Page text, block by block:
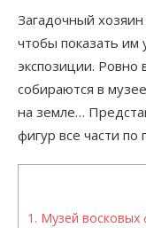
Загадочный хозяин
чтобы показать им
экспозиции. Ровно
собираются в
на земле…
фигур все части
1. Музей восковых